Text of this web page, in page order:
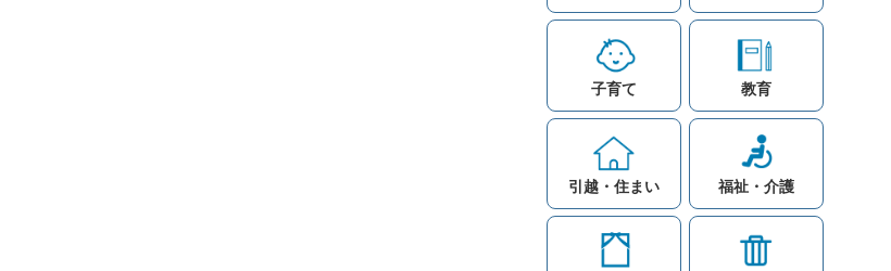
子育て 教育
引越・住まい 福祉・介護